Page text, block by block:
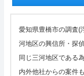
愛知県豊橋市の調査(
河地区の興信所・探
同じ三河地区である
内外他社からの案件